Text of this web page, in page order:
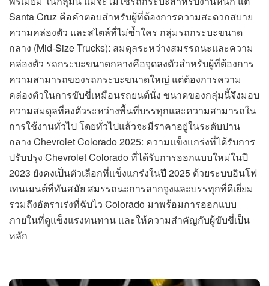
Santa Cruz คือคำตอบสำหรับผู้ที่ต้องการความสะดวกสบาย
ความคล่องตัว และสไตล์ที่ไม่ซ้ำใคร กลุ่มรถกระบะขนาด
กลาง (Mid-Size Trucks): สมดุลระหว่างสมรรถนะและความ
คล่องตัว รถกระบะขนาดกลางคือจุดลงตัวสำหรับผู้ที่ต้องการ
ความสามารถของรถกระบะขนาดใหญ่ แต่ต้องการความ
คล่องตัวในการขับขี่เหมือนรถยนต์นั่ง ขนาดของกลุ่มนี้จึงมอบ
ความสมดุลที่ลงตัวระหว่างพื้นที่บรรทุกและความสามารถใน
การใช้งานทั่วไป โดยทั่วไปแล้วจะมีราคาอยู่ในระดับปาน
กลาง Chevrolet Colorado 2025: ความแข็งแกร่งที่ได้รับการ
ปรับปรุง Chevrolet Colorado ที่ได้รับการออกแบบใหม่ในปี
2023 ยังคงเป็นตัวเลือกที่แข็งแกร่งในปี 2025 ด้วยระบบอินโฟ
เทนเมนต์ที่ทันสมัย สมรรถนะการลากจูงและบรรทุกที่ดีเยี่ยม
รวมถึงอัตราเร่งที่ฉับไว Colorado มาพร้อมการออกแบบ
ภายในที่ดูแข็งแรงทนทาน และให้ความสำคัญกับผู้ขับขี่เป็น
หลัก